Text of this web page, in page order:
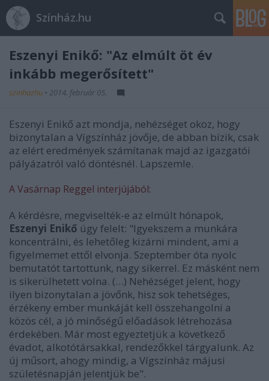
Színház.hu
Eszenyi Enikő: "Az elmúlt öt év
inkább megerősített"
szinhazhu • 2014. február 05.
Eszenyi Enikő azt mondja, nehézséget okoz, hogy
bizonytalan a Vígszínház jövője, de abban bízik, csak
az elért eredmények számítanak majd az igazgatói
pályázatról való döntésnél. Lapszemle.
A Vasárnap Reggel interjújából:
A kérdésre, megviselték-e az elmúlt hónapok,
Eszenyi Enikő úgy felelt: "Igyekszem a munkára
koncentrálni, és lehetőleg kizárni mindent, ami a
figyelmemet ettől elvonja. Szeptember óta nyolc
bemutatót tartottunk, nagy sikerrel. Ez másként nem
is sikerülhetett volna. (…) Nehézséget jelent, hogy
ilyen bizonytalan a jövőnk, hisz sok tehetséges,
érzékeny ember munkáját kell összehangolni a
közös cél, a jó minőségű előadások létrehozása
érdekében. Már most egyeztetjük a következő
évadot, alkotótársakkal, rendezőkkel tárgyalunk. Az
új műsort, ahogy mindig, a Vígszínház májusi
születésnapján jelentjük be".